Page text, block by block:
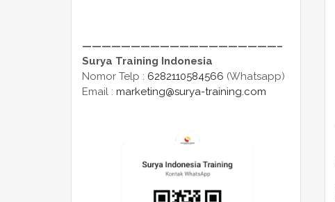
————————————————————–
Surya Training Indonesia
Nomor Telp : 6282110584566 (Whatsapp)
Email : marketing@surya-training.com